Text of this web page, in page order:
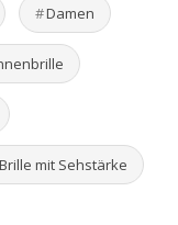
Damen
mit Sehstärke